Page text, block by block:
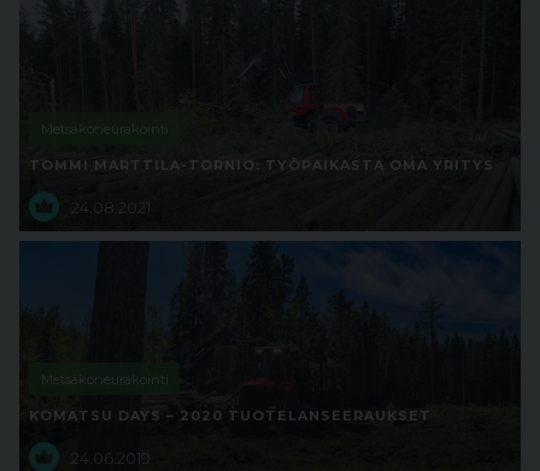
Metsäkoneurakointi
TOMMI MARTTILA-TORNIO: TYÖPAIKASTA OMA YRITYS
24.08.2021
Metsäkoneurakointi
KOMATSU DAYS – 2020 TUOTELANSEERAUKSET
24.06.2019